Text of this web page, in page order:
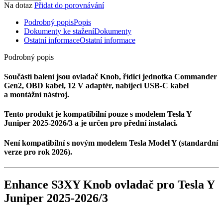
Na dotaz Přidat do porovnávání
Podrobný popisPopis
Dokumenty ke staženíDokumenty
Ostatní informaceOstatní informace
Podrobný popis
Součástí balení jsou ovladač Knob, řídicí jednotka Commander
Gen2, OBD kabel, 12 V adaptér, nabíjecí USB-C kabel
a montážní nástroj.
Tento produkt je kompatibilní pouze s modelem Tesla Y
Juniper 2025-2026/3 a je určen pro přední instalaci.
Není kompatibilní s novým modelem Tesla Model Y (standardní
verze pro rok 2026).
Enhance S3XY Knob ovladač pro Tesla Y
Juniper 2025-2026/3